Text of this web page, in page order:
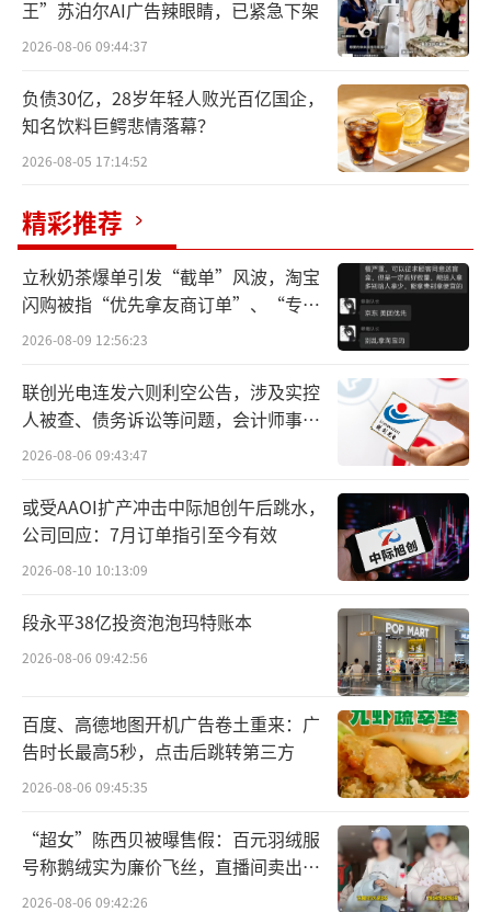
辆购置税的新能源汽车车型目录》(以下简称
《减免税目录》)的车型，需符合新能源汽车产
品技术要求(见附件)。其中，换电模式车型还需
提供满足GB/T 40032《电动汽车换电安全要
求》等标准要求的第三方检测报告，以及生产
站的，需提供换电站设计图纸和所有权证明；
委托换电服务的，需提供车型、换电站匹配证
明、双方合作协议等材料。
2024年1月1日至2024年5月31日为
过渡期。2024年1月1日起，2023年12月31日
前已进入《免征车辆购置税的新能源汽车车型
目录》(以下简称《免税目录》)且仍有效的车
型将自动转入《减免税目录》。相关车型要及
时上传减免税标识、换电模式标识，换电模式
车型、燃料电池车型等按本公告要求补充相应
佐证材料。2024年6月1日起，不符合本公告技
术要求的车型将从《减免税目录》中撤销。
三、2024年6月1日起，《关于免征新能源
汽车车辆购置税的公告》(财政部税务总局工业
和信息化部科技部公告2017年第172号)、《关
于调整免征车辆购置税新能源汽车产品技术要
求的公告》(工业和信息化部财政部税务总局公
告2021年第13号)中的技术要求废止。
王”苏泊尔AI广告辣眼睛，已紧急下架
2026-08-06 09:44:37
负债30亿，28岁年轻人败光百亿国企，
知名饮料巨鳄悲情落幕？
2026-08-05 17:14:52
精彩推荐
立秋奶茶爆单引发“截单”风波，淘宝
闪购被指“优先拿友商订单”、“专挑
贵的拿”
2026-08-09 12:56:23
联创光电连发六则利空公告，涉及实控
人被查、债务诉讼等问题，会计师事务
所曾出具“保留意见”
2026-08-06 09:43:47
或受AAOI扩产冲击中际旭创午后跳水，
公司回应：7月订单指引至今有效
2026-08-10 10:13:09
段永平38亿投资泡泡玛特账本
2026-08-06 09:42:56
百度、高德地图开机广告卷土重来：广
告时长最高5秒，点击后跳转第三方
2026-08-06 09:45:35
“超女”陈西贝被曝售假：百元羽绒服
号称鹅绒实为廉价飞丝，直播间卖出超
百万元
2026-08-06 09:42:26